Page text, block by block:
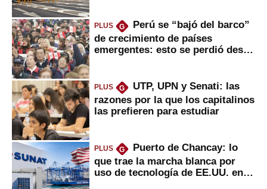
PLUS G
Perú se “bajó del barco”
de crecimiento de países
emergentes: esto se perdió desde
PLUS G
UTP, UPN y Senati: las
razones por la que los capitalinos
las prefieren para estudiar
PLUS G
Puerto de Chancay: lo
que trae la marcha blanca por
uso de tecnología de EE.UU. en